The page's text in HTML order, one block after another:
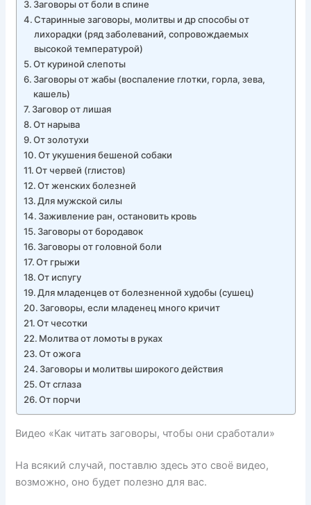
Заговоры от боли в спине
Старинные заговоры, молитвы и др способы от
лихорадки (ряд заболеваний, сопровождаемых
высокой температурой)
От куриной слепоты
Заговоры от жабы (воспаление глотки, горла, зева,
кашель)
Заговор от лишая
От нарыва
От золотухи
От укушения бешеной собаки
От червей (глистов)
От женских болезней
Для мужской силы
Заживление ран, остановить кровь
Заговоры от бородавок
Заговоры от головной боли
От грыжи
От испугу
Для младенцев от болезненной худобы (сушец)
Заговоры, если младенец много кричит
От чесотки
Молитва от ломоты в руках
От ожога
Заговоры и молитвы широкого действия
От сглаза
От порчи
Видео «Как читать заговоры, чтобы они сработали»
На всякий случай, поставлю здесь это своё видео,
возможно, оно будет полезно для вас.